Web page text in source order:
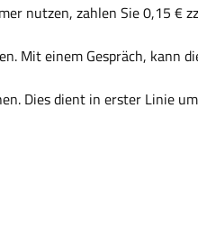
nutzen, zahlen Sie 0,15 €
Mit einem Gespräch, kann
Dies dient in erster Linie